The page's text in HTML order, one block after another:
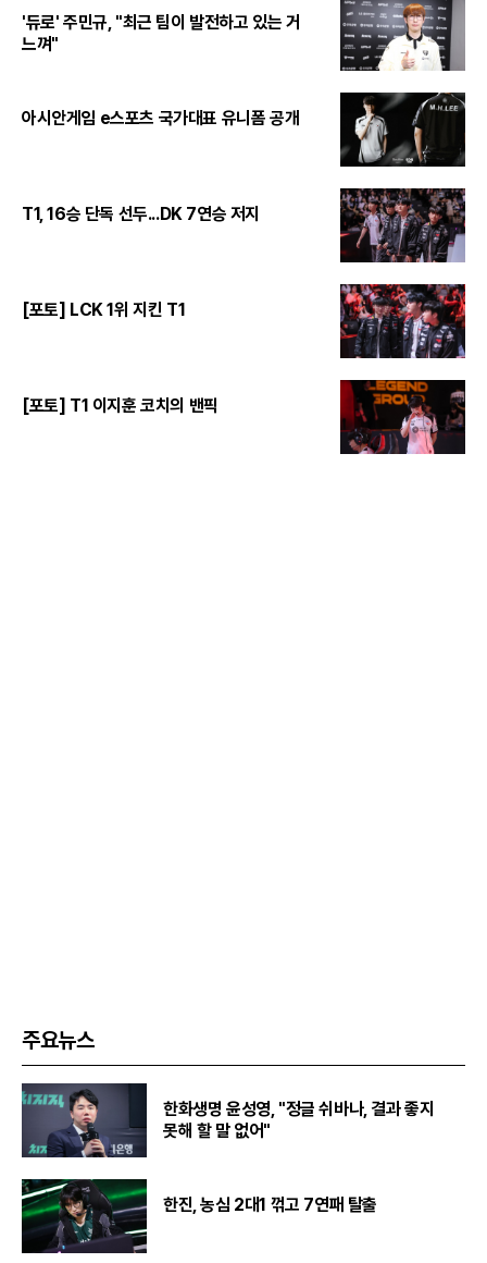
'듀로' 주민규, "최근 팀이 발전하고 있는 거
느껴"
아시안게임 e스포츠 국가대표 유니폼 공개
T1, 16승 단독 선두...DK 7연승 저지
[포토] LCK 1위 지킨 T1
[포토] T1 이지훈 코치의 밴픽
주요뉴스
한화생명 윤성영, "정글 쉬바나, 결과 좋지
못해 할 말 없어"
한진, 농심 2대1 꺾고 7연패 탈출